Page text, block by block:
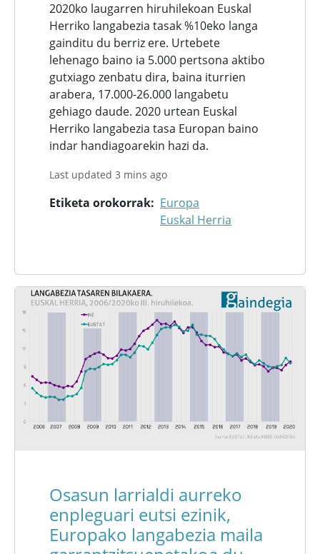
2020ko laugarren hiruhilekoan Euskal
Herriko langabezia tasak %10eko langa
gainditu du berriz ere. Urtebete
lehenago baino ia 5.000 pertsona aktibo
gutxiago zenbatu dira, baina iturrien
arabera, 17.000-26.000 langabetu
gehiago daude. 2020 urtean Euskal
Herriko langabezia tasa Europan baino
indar handiagoarekin hazi da.
Last updated 3 mins ago
Etiketa orokorrak
Europa
Euskal Herria
Osasun larrialdi aurreko
enpleguari eutsi ezinik,
Europako langabezia maila